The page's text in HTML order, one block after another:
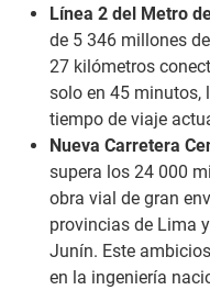
Línea 2 del Metro
de 5 346 millones
27 kilómetros
solo en 45 minutos,
tiempo de viaje
Nueva Carretera
supera los 24 000
obra vial de gran
provincias de Lima
Junín. Este
en la ingeniería